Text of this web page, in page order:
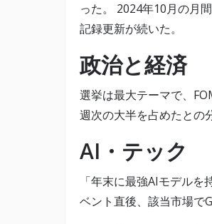
った。 2024年10月の月
記録更新が続いた。
政治と経済
選挙は最大テーマで、
週次の大半を占めたとの
AI・テック
「年末に最強AIモデル
ベント直後、該当市場で